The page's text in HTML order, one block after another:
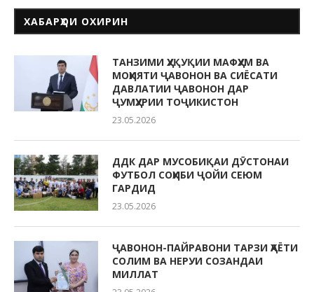
ХАБАРҲОИ ОХИРИН
ТАНЗИМИ ҲУҚУҚИИ МАФҲУМ ВА
МОҲИЯТИ ҶАВОНОН ВА СИЁСАТИ
ДАВЛАТИИ ҶАВОНОН ДАР
ҶУМҲУРИИ ТОҶИКИСТОН
23.05.2026
ДДК ДАР МУСОБИҚАИ ДӮСТОНАИ
ФУТБОЛ СОҲИБИ ҶОЙИ СЕЮМ
ГАРДИД
23.05.2026
ҶАВОНОН-ПАЙРАВОНИ ТАРЗИ ҲАЁТИ
СОЛИМ ВА НЕРУИ СОЗАНДАИ
МИЛЛАТ